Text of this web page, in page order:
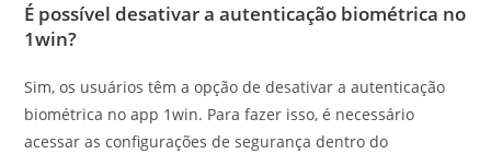
É possível desativar a autenticação biométrica no
1win?
Sim, os usuários têm a opção de desativar a autenticação
biométrica no app 1win. Para fazer isso, é necessário
acessar as configurações de segurança dentro do